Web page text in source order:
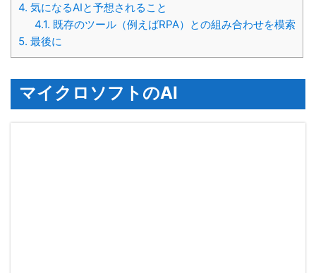
4. 気になるAIと予想されること
4.1. 既存のツール（例えばRPA）との組み合わせを模索
5. 最後に
マイクロソフトのAI